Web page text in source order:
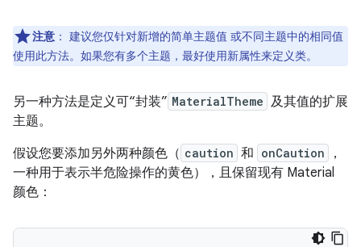
注意 ： 建议您仅针对新增的简单主题值 或不同主题中的相同值
使用此方法。如果您有多个主题，最好使用新属性来定义类。
另一种方法是定义可“封装” MaterialTheme 及其值的扩展
主题。
假设您要添加另外两种颜色（ caution 和 onCaution
，
一种用于表示半危险操作的黄色），且保留现有 Material
颜色：